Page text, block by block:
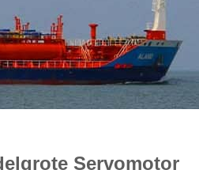
Servomotor